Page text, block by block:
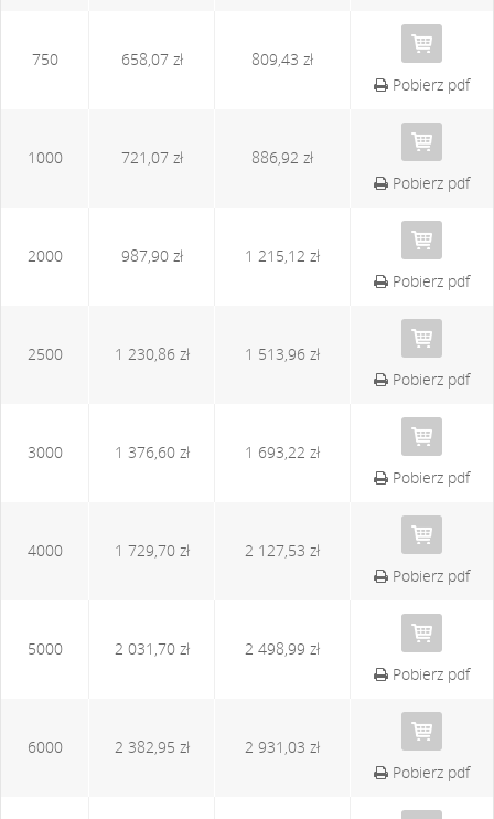
750 658,07 zł
809,43 zł
Pobierz pdf
1000 721,07 zł
886,92 zł
Pobierz pdf
2000 987,90 zł
1 215,12 zł
Pobierz pdf
2500 1 230,86 zł
1 513,96 zł
Pobierz pdf
3000 1 376,60 zł
1 693,22 zł
Pobierz pdf
4000 1 729,70 zł
2 127,53 zł
Pobierz pdf
5000 2 031,70 zł
2 498,99 zł
Pobierz pdf
6000 2 382,95 zł
2 931,03 zł
Pobierz pdf